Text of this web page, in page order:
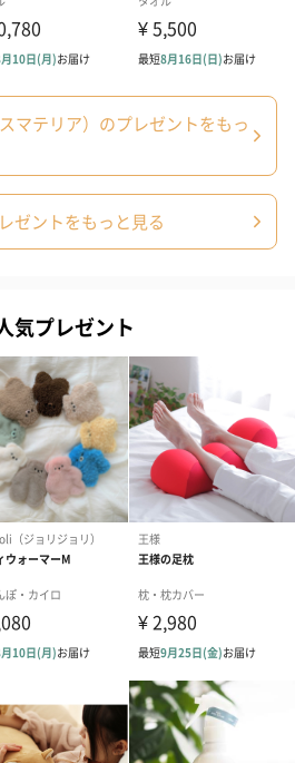
ブライダルロリポップ
（1,122円）
夫婦箸と箸置
合、最短のお届け可能日が通常より
ブーケ（ホワイトグリ
ーン）（1,650円）
ブーケ（ピン
（1,650円）
ーブドフラワー
ラワー・プリザーブドフラワーを同
がございます。予めご了承くださ
マテリア）のプレゼントをもっ
ゼントをもっと見る
気プレゼント